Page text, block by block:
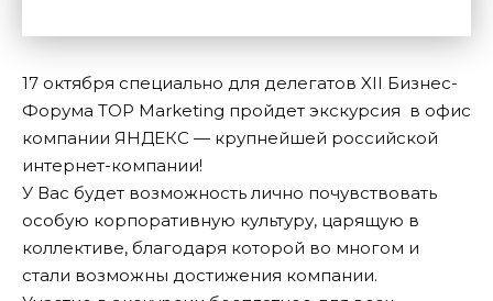
17 октября специально для делегатов XII Бизнес-
Форума TOP Marketing пройдет экскурсия в офис
компании ЯНДЕКС — крупнейшей российской
интернет-компании!
У Вас будет возможность лично почувствовать
особую корпоративную культуру, царящую в
коллективе, благодаря которой во многом и
стали возможны достижения компании.